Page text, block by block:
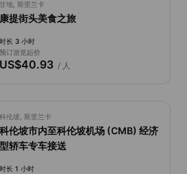
甘地, 斯里兰卡
康提街头美食之旅
时长 3 小时
预订游览起价
US$40.93/ 人
科伦坡, 斯里兰卡
科伦坡市内至科伦坡机场 (CMB) 经济
型轿车专车接送
时长 1 小时